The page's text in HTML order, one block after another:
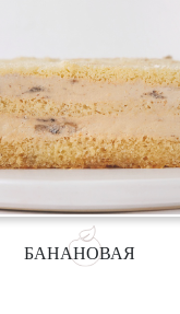
БАНАНОВАЯ